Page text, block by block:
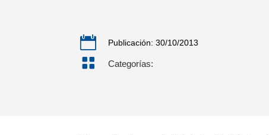
 Publicación: 30/10/2013
 Categorías: